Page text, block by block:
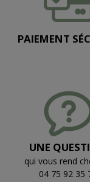
PAIEMENT
UNE
qui vous rend
04 75 92 35